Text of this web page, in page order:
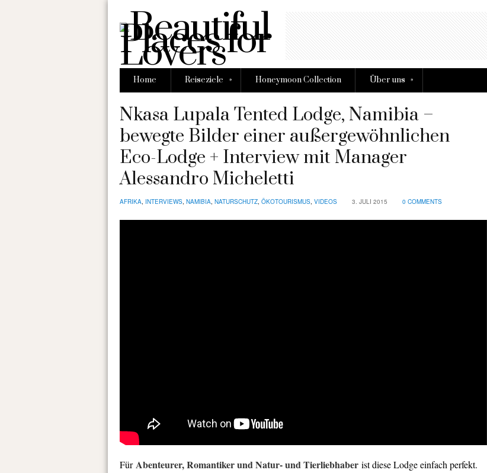
Home Reiseziele » Honeymoon Collection Über uns »
Nkasa Lupala Tented Lodge, Namibia –
bewegte Bilder einer außergewöhnlichen
Eco-Lodge + Interview mit Manager
Alessandro Micheletti
AFRIKA, INTERVIEWS, NAMIBIA, NATURSCHUTZ, ÖKOTOURISMUS, VIDEOS 3. JULI 2015 0 COMMENTS
FürAbenteurer, Romantiker und Natur- und Tierliebhaber ist diese Lodge einfach perfekt.